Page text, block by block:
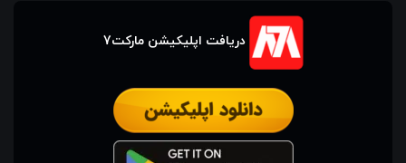
دریافت اپلیکیشن مارکت7